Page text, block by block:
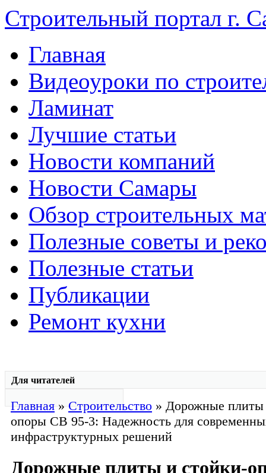
Строительный портал г.
Главная
Видеоуроки по
Ламинат
Лучшие статьи
Новости компаний
Новости Самары
Обзор строительных
Полезные советы и
Полезные статьи
Публикации
Ремонт кухни
Для читателей
Главная»Строительство » Дорожные плиты
опоры СВ 95-3: Надежность для
инфраструктурных решений
Дорожные плиты и стойки-